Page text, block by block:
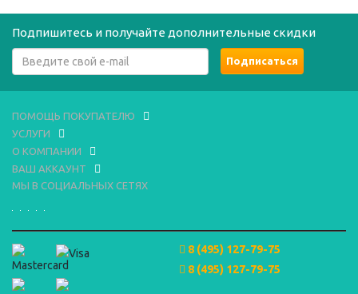
Подпишитесь и получайте дополнительные скидки
ПОМОЩЬ ПОКУПАТЕЛЮ
УСЛУГИ
О КОМПАНИИ
ВАШ АККАУНТ
МЫ В СОЦИАЛЬНЫХ СЕТЯХ
8 (495) 127-79-75
8 (495) 127-79-75